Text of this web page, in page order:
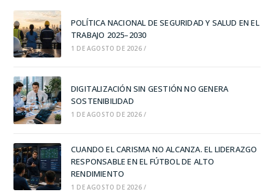
POLÍTICA NACIONAL DE SEGURIDAD Y SALUD EN EL
TRABAJO 2025–2030
1 DE AGOSTO DE 2026 /
DIGITALIZACIÓN SIN GESTIÓN NO GENERA
SOSTENIBILIDAD
1 DE AGOSTO DE 2026 /
CUANDO EL CARISMA NO ALCANZA. EL LIDERAZGO
RESPONSABLE EN EL FÚTBOL DE ALTO
RENDIMIENTO
1 DE AGOSTO DE 2026 /